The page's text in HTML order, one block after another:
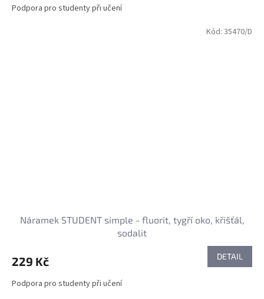
Podpora pro studenty při učení
Náramek STUDENT simple - fluorit, tygří oko, křišťál,
sodalit
229 Kč DETAIL
Podpora pro studenty při učení
Kód: 35470/D